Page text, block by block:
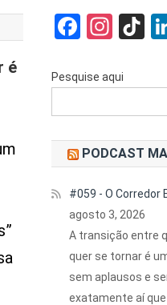
é
Pesquise aqui
PODCAST
#059 - O Corredor
agosto 3, 2026
A transição entre
quer se tornar é
sem aplausos e
exatamente aí